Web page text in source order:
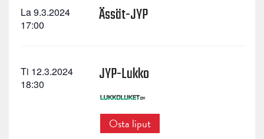
La 9.3.2024
17:00
Ässät-JYP
Ti 12.3.2024
18:30
JYP-Lukko
Osta liput